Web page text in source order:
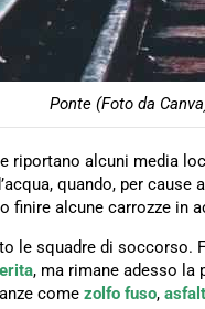
Ponte (Foto da
riportano alcuni media
quando, per
finire alcune carrozze in
le squadre di soccorso.
, ma rimane adesso la
come zolfo fuso,